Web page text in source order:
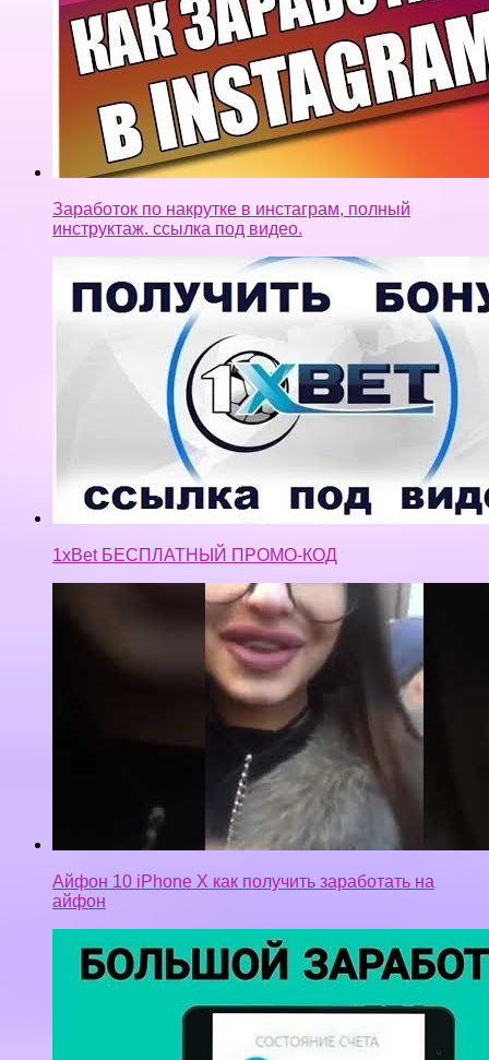
Заработок по накрутке в инстаграм, полный
инструктаж. ссылка под видео.
1xBet БЕСПЛАТНЫЙ ПРОМО-КОД
Айфон 10 iPhone X как получить заработать на
айфон